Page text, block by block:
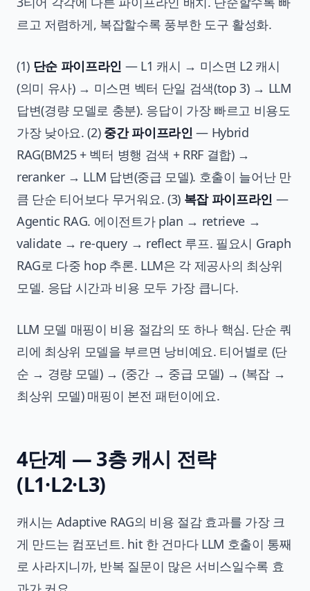
르고 저렴하게, 복잡할수록 풍부한 도구 활성화.
(1) 단순 파이프라인 — L1 캐시 → 미스면 L2 캐시
(의미 유사) → 미스면 벡터 단일 검색(top 3) → LLM
답변(경량 모델로 충분). 응답이 가장 빠르고 비용도
가장 낮아요. (2) 중간 파이프라인 — Hybrid
RAG(BM25 + 벡터 병행 검색 + RRF 결합) →
reranker → LLM 답변(중급 모델). 호출이 늘어난 만
큼 단순 티어보다 무거워요. (3) 복잡 파이프라인 —
Agentic RAG. 에이전트가 plan → retrieve →
validate → re-query → reflect 루프. 필요시 Graph
RAG로 다중 hop 추론. LLM은 각 제공사의 최상위
모델. 응답 시간과 비용 모두 가장 큽니다.
LLM 모델 매핑이 비용 절감의 또 하나 핵심. 단순 쿼
리에 최상위 모델을 부르면 낭비예요. 티어별로 (단
순 → 경량 모델) → (중간 → 중급 모델) → (복잡 →
최상위 모델) 매핑이 본전 패턴이에요.
4단계 — 3층 캐시 전략
(L1·L2·L3)
캐시는 Adaptive RAG의 비용 절감 효과를 가장 크
게 만드는 컴포넌트. hit 한 건마다 LLM 호출이 통째
로 사라지니까, 반복 질문이 많은 서비스일수록 효